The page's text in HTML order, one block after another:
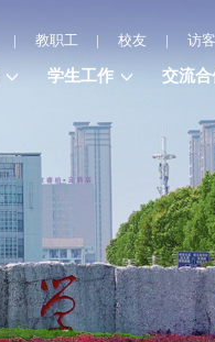
| 教职工 | 校友 | 访客
学生工作 交流合